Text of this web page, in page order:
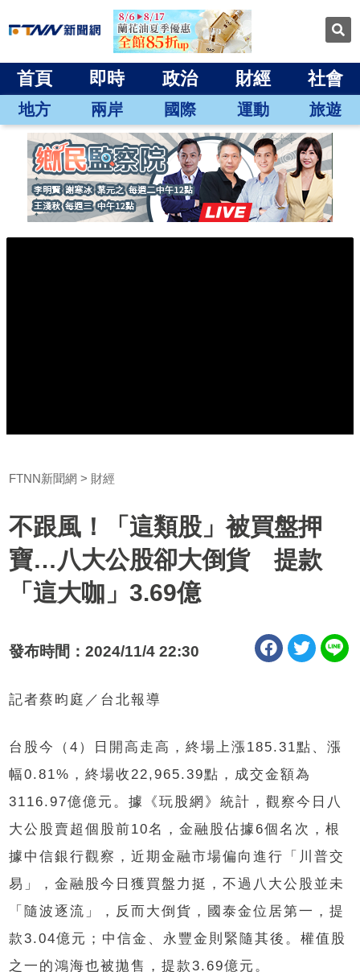
首頁 即時 政治 財經 社會
地方 兩岸 國際 運動 旅遊
FTNN新聞網 財經
不跟風！「這類股」被買盤押
寶…八大公股卻大倒貨 提款
「這大咖」3.69億
發布時間：2024/11/4 22:30
記者蔡昀庭／台北報導
台股今（4）日開高走高，終場上漲185.31點、漲
幅0.81%，終場收22,965.39點，成交金額為
3116.97億億元。據《玩股網》統計，觀察今日八
大公股賣超個股前10名，金融股佔據6個名次，根
據中信銀行觀察，近期金融市場偏向進行「川普交
易」，金融股今日獲買盤力挺，不過八大公股並未
「隨波逐流」，反而大倒貨，國泰金位居第一，提
款3.04億元；中信金、永豐金則緊隨其後。權值股
之一的鴻海也被拋售，提款3.69億元。